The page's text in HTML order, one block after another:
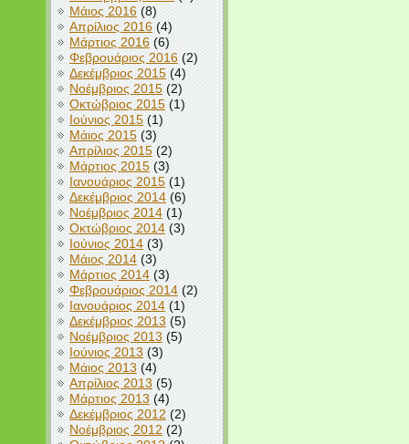
Μάιος 2016(8)
Απρίλιος 2016(4)
Μάρτιος 2016(6)
Φεβρουάριος 2016(2)
Δεκέμβριος 2015(4)
Νοέμβριος 2015(2)
Οκτώβριος 2015(1)
Ιούνιος 2015(1)
Μάιος 2015(3)
Απρίλιος 2015(2)
Μάρτιος 2015(3)
Ιανουάριος 2015(1)
Δεκέμβριος 2014(6)
Νοέμβριος 2014(1)
Οκτώβριος 2014(3)
Ιούνιος 2014(3)
Μάιος 2014(3)
Μάρτιος 2014(3)
Φεβρουάριος 2014(2)
Ιανουάριος 2014(1)
Δεκέμβριος 2013 (5)
Νοέμβριος 2013(5)
Ιούνιος 2013(3)
Μάιος 2013(4)
Απρίλιος 2013 (5)
Μάρτιος 2013 (4)
Δεκέμβριος 2012 (2)
Νοέμβριος 2012 (2)